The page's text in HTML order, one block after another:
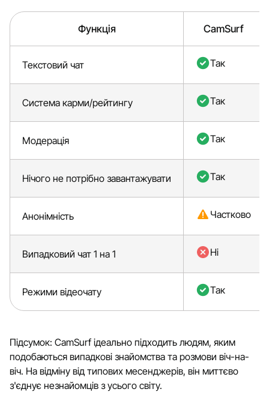
Функція CamSurf
Текстовий чат Так
Система карми/рейтингу Так
Модерація Так
Нічого не потрібно завантажувати Так
Анонімність Частково
Випадковий чат 1 на 1 Ні
Режими відеочату Так
Підсумок: CamSurf ідеально підходить людям, яким
подобаються випадкові знайомства та розмови віч-на-
віч. На відміну від типових месенджерів, він миттєво
з'єднує незнайомців з усього світу.